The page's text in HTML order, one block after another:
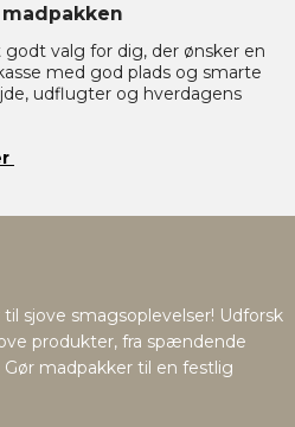
valg for dig, der ønsker en
med god plads og smarte
udflugter og hverdagens
sjove smagsoplevelser! Udforsk
produkter, fra spændende
madpakker til en festlig